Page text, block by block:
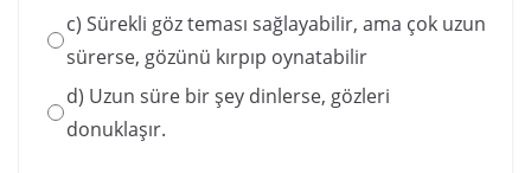
c) Sürekli göz teması sağlayabilir, ama çok uzun
sürerse, gözünü kırpıp oynatabilir
d) Uzun süre bir şey dinlerse, gözleri
donuklaşır.